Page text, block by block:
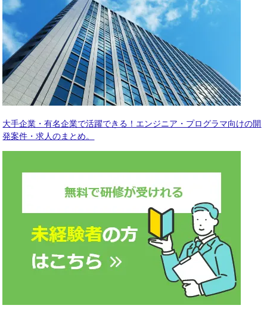
大手企業・有名企業で活躍できる！エンジニア・プログラマ向けの開
発案件・求人のまとめ。